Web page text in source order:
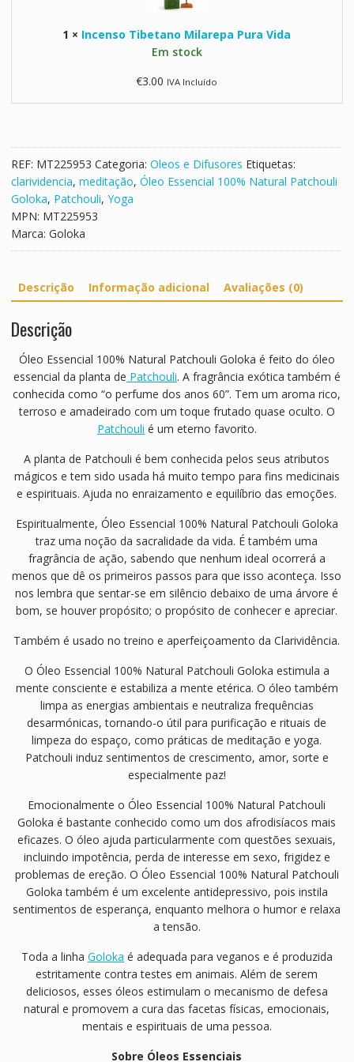
i
o
l
o
C
o
p
l
B
c
o
o
T
b
e
o
M
p
r
a
V
i
d
1 × Incenso Tibetano Milarepa Pura Vida
Em stock
€3.00 IVA Incluído
REF: MT225953 Categoria: Oleos e Difusores Etiquetas:
clarividencia, meditação, Óleo Essencial 100% Natural Patchouli
Goloka, Patchouli, Yoga
MPN: MT225953
Marca: Goloka
Descrição Informação adicional Avaliações (0)
Descrição
Óleo Essencial 100% Natural Patchouli Goloka é feito do óleo
essencial da planta de Patchouli. A fragrância exótica também é
conhecida como “o perfume dos anos 60”. Tem um aroma rico,
terroso e amadeirado com um toque frutado quase oculto. O
Patchouli é um eterno favorito.
A planta de Patchouli é bem conhecida pelos seus atributos
mágicos e tem sido usada há muito tempo para fins medicinais
e espirituais. Ajuda no enraizamento e equilíbrio das emoções.
Espiritualmente, Óleo Essencial 100% Natural Patchouli Goloka
traz uma noção da sacralidade da vida. É também uma
fragrância de ação, sabendo que nenhum ideal ocorrerá a
menos que dê os primeiros passos para que isso aconteça. Isso
nos lembra que sentar-se em silêncio debaixo de uma árvore é
bom, se houver propósito; o propósito de conhecer e apreciar.
Também é usado no treino e aperfeiçoamento da Clarividência.
O Óleo Essencial 100% Natural Patchouli Goloka estimula a
mente consciente e estabiliza a mente etérica. O óleo também
limpa as energias ambientais e neutraliza frequências
desarmónicas, tornando-o útil para purificação e rituais de
limpeza do espaço, como práticas de meditação e yoga.
Patchouli induz sentimentos de crescimento, amor, sorte e
especialmente paz!
Emocionalmente o Óleo Essencial 100% Natural Patchouli
Goloka é bastante conhecido como um dos afrodisíacos mais
eficazes. O óleo ajuda particularmente com questões sexuais,
incluindo impotência, perda de interesse em sexo, frigidez e
problemas de ereção. O Óleo Essencial 100% Natural Patchouli
Goloka também é um excelente antidepressivo, pois instila
sentimentos de esperança, enquanto melhora o humor e relaxa
a tensão.
Toda a linha Goloka é adequada para veganos e é produzida
estritamente contra testes em animais. Além de serem
deliciosos, esses óleos estimulam o mecanismo de defesa
natural e promovem a cura das facetas físicas, emocionais,
mentais e espirituais de uma pessoa.
Sobre Óleos Essenciais